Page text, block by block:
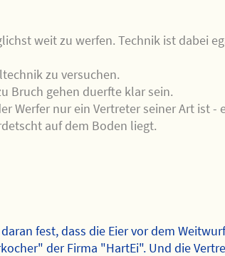
weit zu werfen. Technik ist dabei
zu versuchen.
Bruch gehen duerfte klar sein.
Werfer nur ein Vertreter seiner Art ist -
auf dem Boden liegt.
fest, dass die Eier vor dem
der Firma "HartEi". Und die